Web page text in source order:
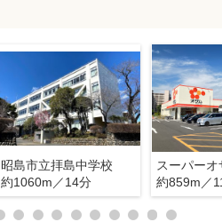
昭島市立拝島中学校
約1060m／14分
約859m／